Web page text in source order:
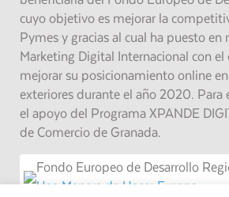
cuyo objetivo es mejorar la
Pymes y gracias al cual ha puesto en
Marketing Digital Internacional con
mejorar su posicionamiento online
exteriores durante el año 2020. Para
el apoyo del Programa XPANDE
de Comercio de Granada.
Fondo Europeo de Desarrollo
Una Manera de Hacer Europa.